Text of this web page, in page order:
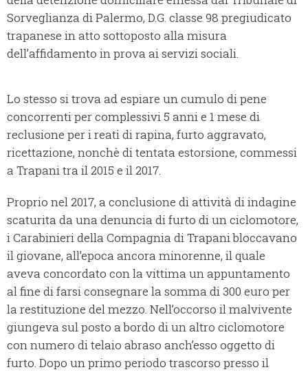
Sorveglianza di Palermo, D.G. classe 98 pregiudicato
trapanese in atto sottoposto alla misura
dell’affidamento in prova ai servizi sociali.
Lo stesso si trova ad espiare un cumulo di pene
concorrenti per complessivi 5 anni e 1 mese di
reclusione per i reati di rapina, furto aggravato,
ricettazione, nonchè di tentata estorsione, commessi
a Trapani tra il 2015 e il 2017.
Proprio nel 2017, a conclusione di attività di indagine
scaturita da una denuncia di furto di un ciclomotore,
i Carabinieri della Compagnia di Trapani bloccavano
il giovane, all’epoca ancora minorenne, il quale
aveva concordato con la vittima un appuntamento
al fine di farsi consegnare la somma di 300 euro per
la restituzione del mezzo. Nell’occorso il malvivente
giungeva sul posto a bordo di un altro ciclomotore
con numero di telaio abraso anch’esso oggetto di
furto. Dopo un primo periodo trascorso presso il